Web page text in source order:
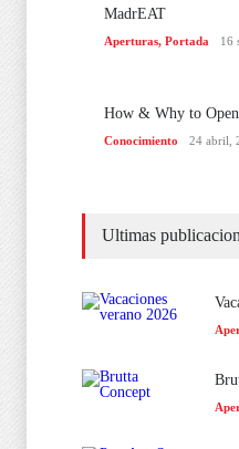
MadrEAT
Aperturas, Portada 16
How & Why to
Conocimiento 24 abril,
Ultimas